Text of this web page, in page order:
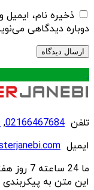
ذخیره نام، ایمیل
دوباره دیدگاهی
.
تلفن 02166467684
,
ایمیل
ما 24
این متن به